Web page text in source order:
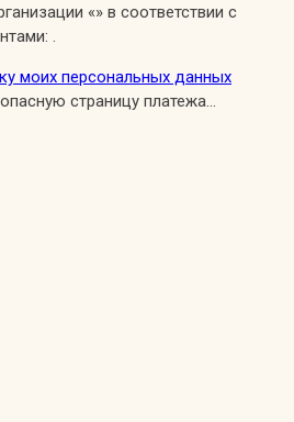
«» в соответствии с
.
моих персональных данных
страницу платежа...